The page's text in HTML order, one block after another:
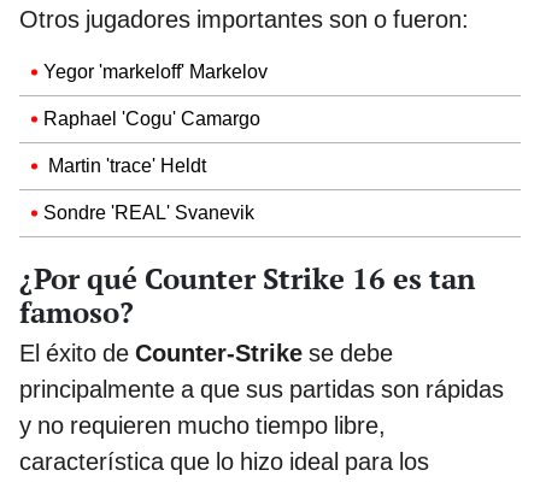
Otros jugadores importantes son o fueron:
Yegor 'markeloff' Markelov
Raphael 'Cogu' Camargo
Martin 'trace' Heldt
Sondre 'REAL' Svanevik
¿Por qué Counter Strike 16 es tan
famoso?
El éxito de Counter-Strike se debe
principalmente a que sus partidas son rápidas
y no requieren mucho tiempo libre,
característica que lo hizo ideal para los